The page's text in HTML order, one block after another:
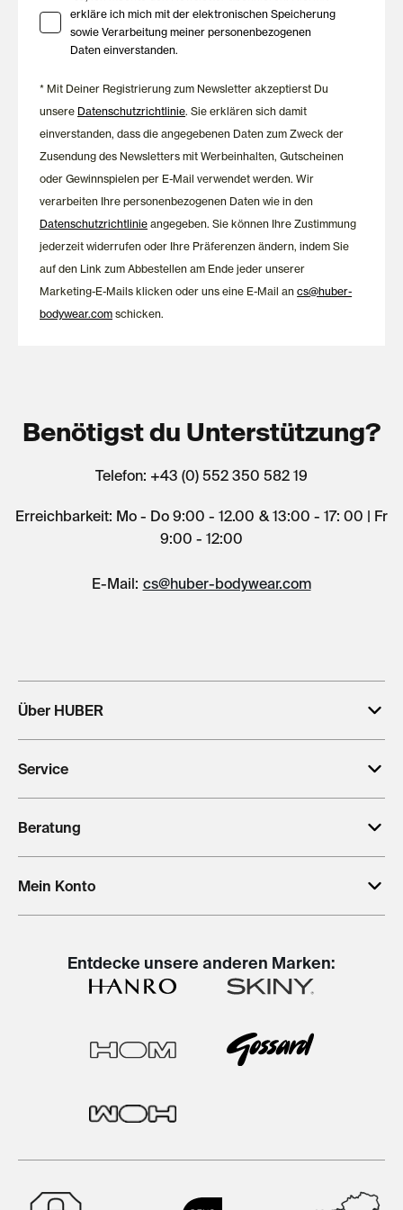
erkläre ich mich mit der elektronischen Speicherung
sowie Verarbeitung meiner personenbezogenen
Daten einverstanden.
* Mit Deiner Registrierung zum Newsletter akzeptierst Du
unsere Datenschutzrichtlinie. Sie erklären sich damit
einverstanden, dass die angegebenen Daten zum Zweck der
Zusendung des Newsletters mit Werbeinhalten, Gutscheinen
oder Gewinnspielen per E-Mail verwendet werden. Wir
verarbeiten Ihre personenbezogenen Daten wie in den
Datenschutzrichtlinie angegeben. Sie können Ihre Zustimmung
jederzeit widerrufen oder Ihre Präferenzen ändern, indem Sie
auf den Link zum Abbestellen am Ende jeder unserer
Marketing-E-Mails klicken oder uns eine E-Mail ancs@huber-
bodywear.com schicken.
Benötigst du Unterstützung?
Telefon: +43 (0) 552 350 582 19
Erreichbarkeit: Mo - Do 9:00 - 12.00 & 13:00 - 17: 00 | Fr
9:00 - 12:00
E-Mail: cs@huber-bodywear.com
Über HUBER
Service
Beratung
Mein Konto
Entdecke unsere anderen Marken: